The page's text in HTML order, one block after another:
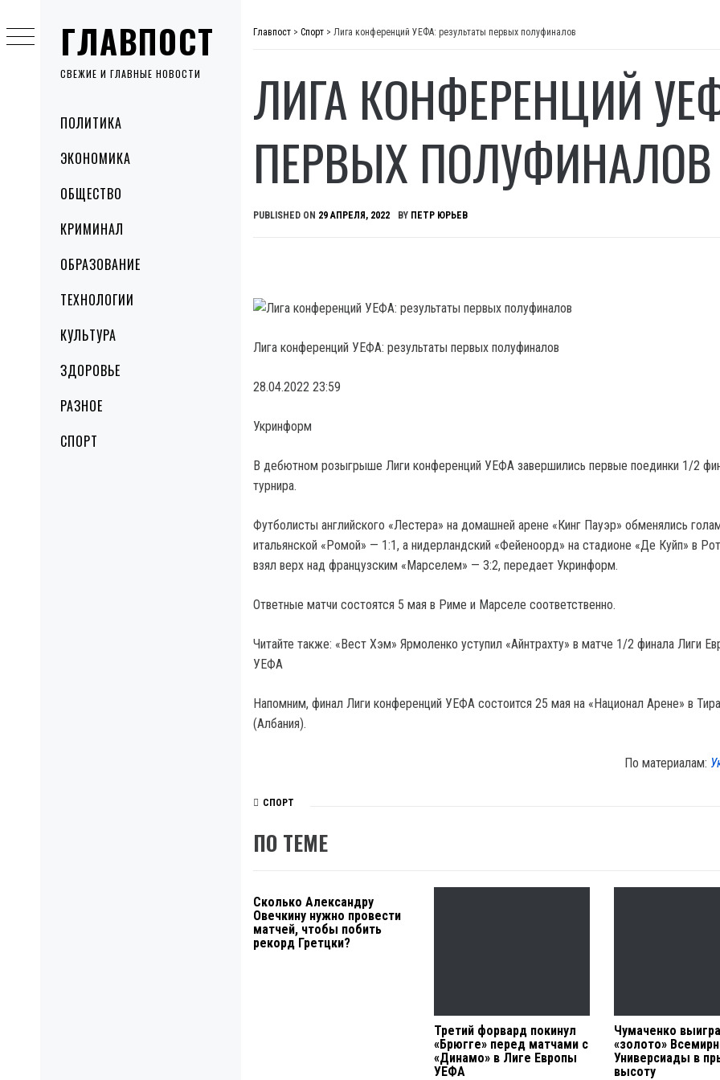
ГЛАВПОСТ
СВЕЖИЕ И ГЛАВНЫЕ НОВОСТИ
MenuПОЛИТИКА
ЭКОНОМИКА
ОБЩЕСТВО
КРИМИНАЛ
ОБРАЗОВАНИЕ
ТЕХНОЛОГИИ
КУЛЬТУРА
ЗДОРОВЬЕ
РАЗНОЕ
СПОРТ
to
content
Главпост > Спорт > Лига конференций УЕФА: результаты первых полуфиналов
ЛИГА КОНФЕРЕНЦИЙ
ПЕРВЫХ ПОЛУФИНАЛОВ
PUBLISHED ON 29 АПРЕЛЯ, 2022 BY ПЕТР ЮРЬЕВ
Лига конференций УЕФА: результаты первых полуфиналов
28.04.2022 23:59
Укринформ
В дебютном розыгрыше Лиги конференций УЕФА завершились первые поединки 1/2
турнира.
Футболисты английского «Лестера» на домашней арене «Кинг Пауэр» обменялись
итальянской «Ромой» — 1:1, а нидерландский «Фейеноорд» на стадионе «Де Куйп» в
взял верх над французским «Марселем» — 3:2, передает Укринформ.
Ответные матчи состоятся 5 мая в Риме и Марселе соответственно.
Читайте также: «Вест Хэм» Ярмоленко уступил «Айнтрахту» в матче 1/2 финала Лиги
УЕФА
Напомним, финал Лиги конференций УЕФА состоится 25 мая на «Национал Арене» в
(Албания).
По материалам:
СПОРТ
ПО ТЕМЕ
Сколько Александру
Овечкину нужно провести
матчей, чтобы побить
рекорд Гретцки?
Третий форвард покинул
«Брюгге» перед матчами с
«Динамо» в Лиге Европы
УЕФА
Чумаченко
«золото»
Универсиады в
высоту